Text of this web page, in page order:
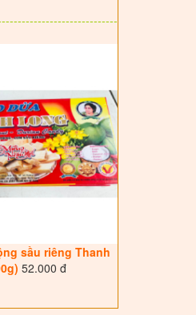
sầu riêng Thanh
52.000 đ